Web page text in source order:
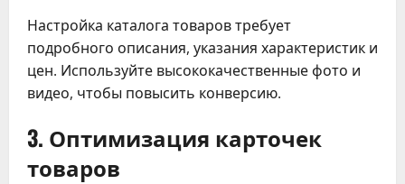
Настройка каталога товаров требует
подробного описания, указания характеристик и
цен. Используйте высококачественные фото и
видео, чтобы повысить конверсию.
3. Оптимизация карточек
товаров